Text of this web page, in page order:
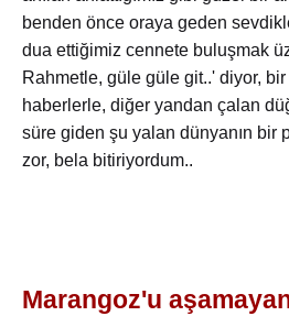
benden önce oraya geden
dua ettiğimiz cennete buluşmak
Rahmetle, güle güle git..' diyor,
haberlerle, diğer yandan çalan
süre giden şu yalan dünyanın bir
zor, bela bitiriyordum..
Marangoz'u